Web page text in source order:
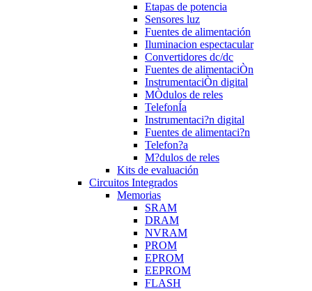
Etapas de potencia
Sensores luz
Fuentes de alimentación
Iluminacion espectacular
Convertidores dc/dc
Fuentes de alimentaciÒn
InstrumentaciÒn digital
MÒdulos de reles
TelefonÍa
Instrumentaci?n digital
Fuentes de alimentaci?n
Telefon?a
M?dulos de reles
Kits de evaluación
Circuitos Integrados
Memorias
SRAM
DRAM
NVRAM
PROM
EPROM
EEPROM
FLASH